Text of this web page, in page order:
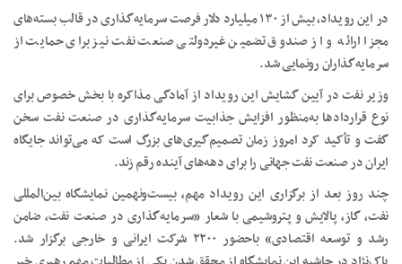
در این رویداد، بیش از ۱۳۰ میلیارد دلار فرصت سرمایه‌گذاری در قالب بسته‌های
مجزا ارائه و از صندوق تضمین غیردولتی صنعت نفت نیز برای حمایت از
سرمایه‌گذاران رونمایی شد.
وزیر نفت در آیین گشایش این رویداد از آمادگی مذاکره با بخش خصوص برای
نوع قراردادها به‌منظور افزایش جذابیت سرمایه‌گذاری در صنعت نفت سخن
گفت و تأکید کرد امروز زمان تصمیم‌گیری‌های بزرگ است که می‌تواند جایگاه
ایران در صنعت نفت جهانی را برای دهه‌های آینده رقم زند.
چند روز بعد از برگزاری این رویداد مهم، بیست‌ونهمین نمایشگاه بین‌المللی
نفت، گاز، پالایش و پتروشیمی با شعار «سرمایه‌گذاری در صنعت نفت، ضامن
رشد و توسعه اقتصادی» باحضور ۲۲۰۰ شرکت‌ ایرانی و خارجی برگزار شد.